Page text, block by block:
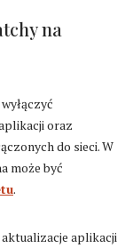
na
oraz
do sieci. W
może być
.
aplikacji